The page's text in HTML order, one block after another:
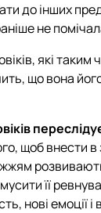
до інших
не
які
що вона
щоб внести в
її
нові емоції